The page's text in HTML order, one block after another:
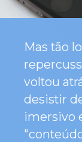
Mas tão
voltou
desistir
imersivo